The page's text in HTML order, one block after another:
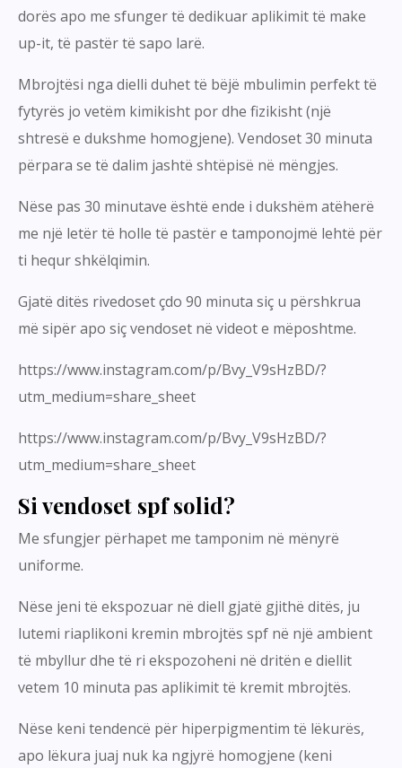
dorës apo me sfunger të dedikuar aplikimit të make
up-it, të pastër të sapo larë.
Mbrojtësi nga dielli duhet të bëjë mbulimin perfekt të
fytyrës jo vetëm kimikisht por dhe fizikisht (një
shtresë e dukshme homogjene). Vendoset 30 minuta
përpara se të dalim jashtë shtëpisë në mëngjes.
Nëse pas 30 minutave është ende i dukshëm atëherë
me një letër të holle të pastër e tamponojmë lehtë për
ti hequr shkëlqimin.
Gjatë ditës rivedoset çdo 90 minuta siç u përshkrua
më sipër apo siç vendoset në videot e mëposhtme.
https://www.instagram.com/p/Bvy_V9sHzBD/?
utm_medium=share_sheet
https://www.instagram.com/p/Bvy_V9sHzBD/?
utm_medium=share_sheet
Si vendoset spf solid?
Me sfungjer përhapet me tamponim në mënyrë
uniforme.
Nëse jeni të ekspozuar në diell gjatë gjithë ditës, ju
lutemi riaplikoni kremin mbrojtës spf në një ambient
të mbyllur dhe të ri ekspozoheni në dritën e diellit
vetem 10 minuta pas aplikimit të kremit mbrojtës.
Nëse keni tendencë për hiperpigmentim të lëkurës,
apo lëkura juaj nuk ka ngjyrë homogjene (keni